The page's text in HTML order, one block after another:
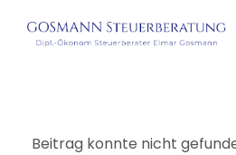
Beitrag konnte nicht